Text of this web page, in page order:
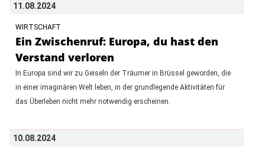
11.08.2024
WIRTSCHAFT
Ein Zwischenruf: Europa, du hast den
Verstand verloren
In Europa sind wir zu Geiseln der Träumer in Brüssel geworden, die
in einer imaginären Welt leben, in der grundlegende Aktivitäten für
das Überleben nicht mehr notwendig erscheinen.
10.08.2024